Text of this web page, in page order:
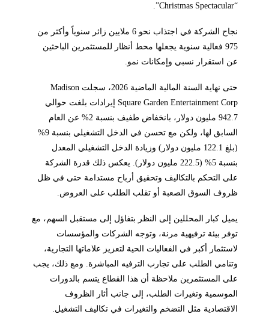
“Christmas Spectacular”.
نجاح الشركة في اجتذاب نحو 6 ملايين زائر سنوياً وأكثر من
975 فعالية سنوية يجعلها محط أنظار للمستثمرين الباحثين
عن استقرار نسبي وإمكانات نمو.
حتى نهاية السنة المالية الماضية 2026، سجلت Madison
Square Garden Entertainment Corp إيرادات بلغت حوالي
942.7 مليون دولار، بانخفاض طفيف بنسبة 2% عن العام
السابق لها، ولكن مع تحسن في الدخل التشغيلي بنسبة 9%
(بلغ 122.1 مليون دولار) وزيادة الدخل التشغيلي المعدل
بنسبة 5% (222.5 مليون دولار). يعكس ذلك قدرة الشركة
على التحكم بالتكاليف وتحقيق أرباح مستدامة حتى في ظل
ظروف السوق الصعبة أو تقلب الطلب على العروض.
يميل كبار المحللين إلى النظر بتفاؤل إلى مستقبل السهم، مع
توفر بيئة ترفيهية مرنة، وتوجه الشركات والمؤسسات
لاستثمار أكبر في الفعاليات الحية لتعزيز علاماتها التجارية،
وتنامي الطلب على تجارب الترفيه المباشرة. ومع ذلك، يجب
على المستثمرين ملاحظة أن هذا القطاع يتسم بالدورات
الموسمية وتغيرات الطلب، إلى جانب أثار الظروف
الاقتصادية مثل التضخم والتغيرات في تكاليف التشغيل.